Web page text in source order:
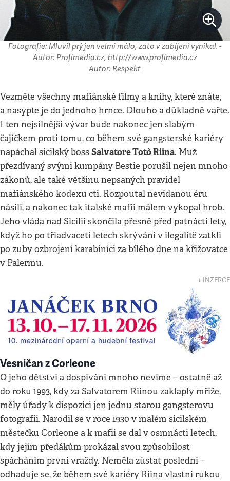
Fotografie: Mluvil prý jen velmi málo, zato v zabíjení vynikal. -
Autor: Profimedia.cz, http://www.profimedia.cz
Autor: Respekt
Vezměte všechny mafiánské filmy a knihy, které znáte,
a nasypte je do jednoho hrnce. Dlouho a důkladně vařte.
I ten nejsilnější vývar bude nakonec jen slabým
čajíčkem proti tomu, co během své gangsterské kariéry
napáchal sicilský bossSalvatore Totò Riina. Muž
přezdívaný svými kumpány Bestie porušil nejen mnoho
zákonů, ale také většinu nepsaných pravidel
mafiánského kodexu cti. Rozpoutal nevídanou éru
násilí, a nakonec tak italské mafii málem vykopal hrob.
Jeho vláda nad Sicílií skončila přesně před patnácti lety,
když ho po třiadvaceti letech skrývání v ilegalitě zatkli
po zuby ozbrojení karabiníci za bílého dne na křižovatce
v Palermu.
↓ INZERCE
Vesničan z Corleone
O jeho dětství a dospívání mnoho nevíme – ostatně až
do roku 1993, kdy za Salvatorem Riinou zaklaply mříže,
měly úřady k dispozici jen jednu starou gangsterovu
fotografii. Narodil se v roce 1930 v malém sicilském
městečku Corleone a k mafii se dal v osmnácti letech,
kdy jejím předákům prokázal svou způsobilost
spácháním první vraždy. Neměla zůstat poslední –
odhaduje se, že během své kariéry Riina vlastní rukou